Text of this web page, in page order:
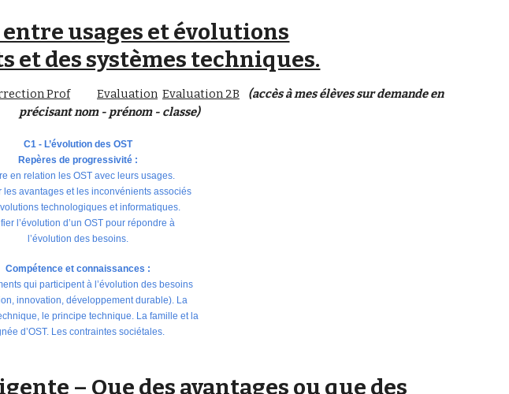
usages et évolutions
et des systèmes techniques.
Prof Evaluation Evaluation 2B
(accès à mes élèves sur demande en
précisant nom - prénom - classe)
C1 - L’évolution des OST
Repères de progressivité :
en relation les OST avec leurs usages.
les avantages et les inconvénients associés
technologiques et informatiques.
l’évolution d’un OST pour répondre à
l’évolution des besoins.
Compétence et connaissances :
qui participent à l’évolution des besoins
innovation, développement durable). La
le principe technique. La famille et la
d’OST. Les contraintes sociétales.
– Que des avantages ou que des